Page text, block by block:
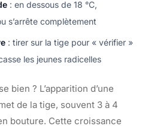
: en dessous de 18 °C,
s’arrête complètement
: tirer sur la tige pour « vérifier »
les jeunes radicelles
bien ? L’apparition d’une
de la tige, souvent 3 à 4
bouture. Cette croissance